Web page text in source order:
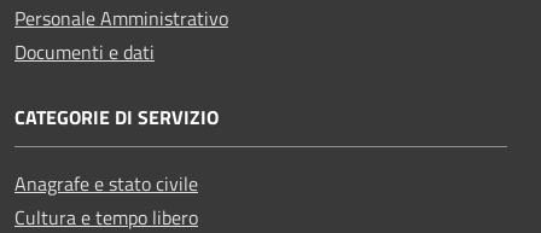
Personale Amministrativo
Documenti e dati
CATEGORIE DI SERVIZIO
Anagrafe e stato civile
Cultura e tempo libero